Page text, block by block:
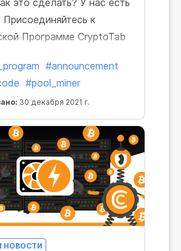
это сделать? У нас есть
к
Программе CryptoTab
с другими
и получайте
прибыли их майнинга.
свой заработок в
ока!
#announcement
#pool_miner
30 декабря 2021 г.
НОВОСТИ